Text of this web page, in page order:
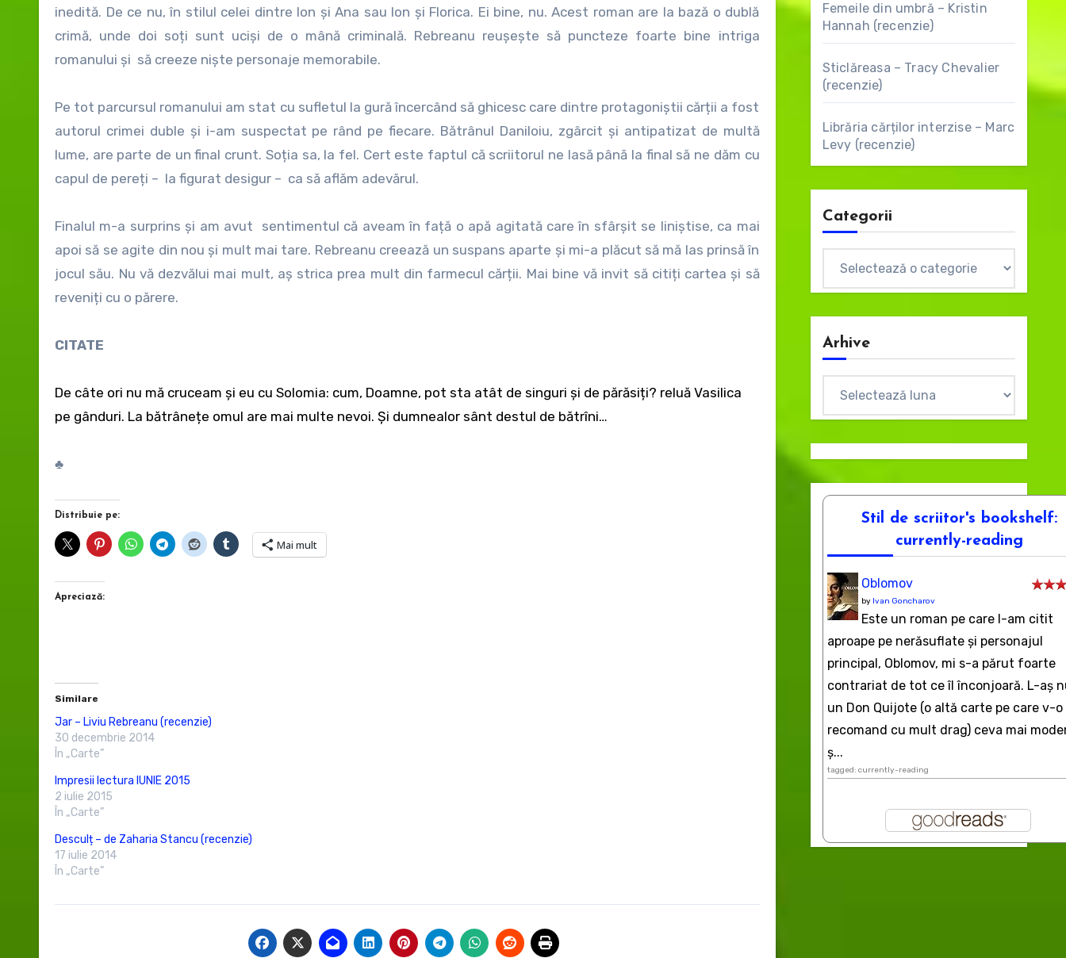
inedită. De ce nu, în stilul celei dintre Ion și Ana sau Ion și Florica. Ei bine, nu. Acest roman are la bază o dublă
crimă, unde doi soți sunt uciși de o mână criminală. Rebreanu reușește să puncteze foarte bine intriga
romanului și să creeze niște personaje memorabile.
Pe tot parcursul romanului am stat cu sufletul la gură încercând să ghicesc care dintre protagoniștii cărții a fost
autorul crimei duble și i-am suspectat pe rând pe fiecare. Bătrânul Daniloiu, zgârcit și antipatizat de multă
lume, are parte de un final crunt. Soția sa, la fel. Cert este faptul că scriitorul ne lasă până la final să ne dăm cu
capul de pereți – la figurat desigur – ca să aflăm adevărul.
Finalul m-a surprins și am avut sentimentul că aveam în față o apă agitată care în sfârșit se liniștise, ca mai
apoi să se agite din nou și mult mai tare. Rebreanu creează un suspans aparte și mi-a plăcut să mă las prinsă în
jocul său. Nu vă dezvălui mai mult, aș strica prea mult din farmecul cărții. Mai bine vă invit să citiți cartea și să
reveniți cu o părere.
CITATE
De câte ori nu mă cruceam și eu cu Solomia: cum, Doamne, pot sta atât de singuri și de părăsiți? reluă Vasilica
pe gânduri. La bătrânețe omul are mai multe nevoi. Și dumnealor sânt destul de bătrîni…
♣
Distribuie pe:
Mai mult
Apreciază:
Similare
Jar – Liviu Rebreanu (recenzie)
30 decembrie 2014
În „Carte”
Impresii lectura IUNIE 2015
2 iulie 2015
În „Carte”
Desculț – de Zaharia Stancu (recenzie)
17 iulie 2014
În „Carte”
Femeile din umbră – Kristin
Hannah (recenzie)
Sticlăreasa – Tracy Chevalier
(recenzie)
Librăria cărților interzise – Marc
Levy (recenzie)
Categorii
Arhive
Stil de scriitor's bookshelf:
currently-reading
Oblomov
by Ivan Goncharov
Este un roman pe care l-am citit
aproape pe nerăsuflate şi personajul
principal, Oblomov, mi s-a părut foarte
contrariat de tot ce îl înconjoară. L-aş
un Don Quijote (o altă carte pe care v-o
recomand cu mult drag) ceva mai
ș...
tagged: currently-reading